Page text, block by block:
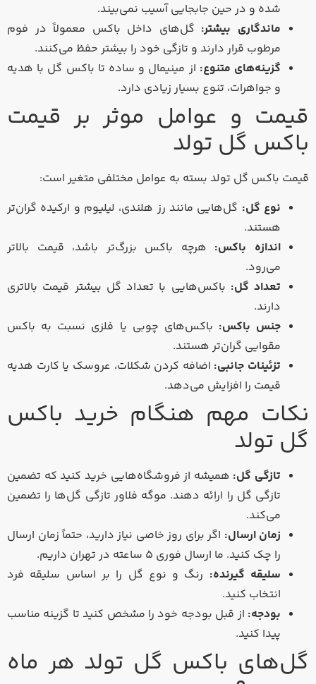
شده و در حین جابجایی آسیب نمی‌بیند.
ماندگاری بیشتر: گل‌های داخل باکس معمولاً در فوم
مرطوب قرار دارند و تازگی خود را بیشتر حفظ می‌کنند.
گزینه‌های متنوع: از مینیمال و ساده تا باکس گل با هدیه
و جواهرات، تنوع بسیار زیادی دارد.
قیمت و عوامل موثر بر قیمت
باکس گل تولد
قیمت باکس گل تولد بسته به عوامل مختلفی متغیر است:
نوع گل: گل‌هایی مانند رز هلندی، لیلیوم و ارکیده گران‌تر
هستند.
اندازه باکس: هرچه باکس بزرگ‌تر باشد، قیمت بالاتر
می‌رود.
تعداد گل: باکس‌هایی با تعداد گل بیشتر قیمت بالاتری
دارند.
جنس باکس: باکس‌های چوبی یا فلزی نسبت به باکس
مقوایی گران‌تر هستند.
تزئینات جانبی: اضافه کردن شکلات، عروسک یا کارت هدیه
قیمت را افزایش می‌دهد.
نکات مهم هنگام خرید باکس
گل تولد
تازگی گل: همیشه از فروشگاه‌هایی خرید کنید که تضمین
تازگی گل را ارائه دهند. موگه فلاور تازگی گل‌ها را تضمین
می‌کند.
زمان ارسال: اگر برای روز خاصی نیاز دارید، حتماً زمان ارسال
را چک کنید. ما ارسال فوری ۵ ساعته در تهران داریم.
سلیقه گیرنده: رنگ و نوع گل را بر اساس سلیقه فرد
انتخاب کنید.
بودجه: از قبل بودجه خود را مشخص کنید تا گزینه مناسب
پیدا کنید.
گل‌های باکس گل تولد هر ماه